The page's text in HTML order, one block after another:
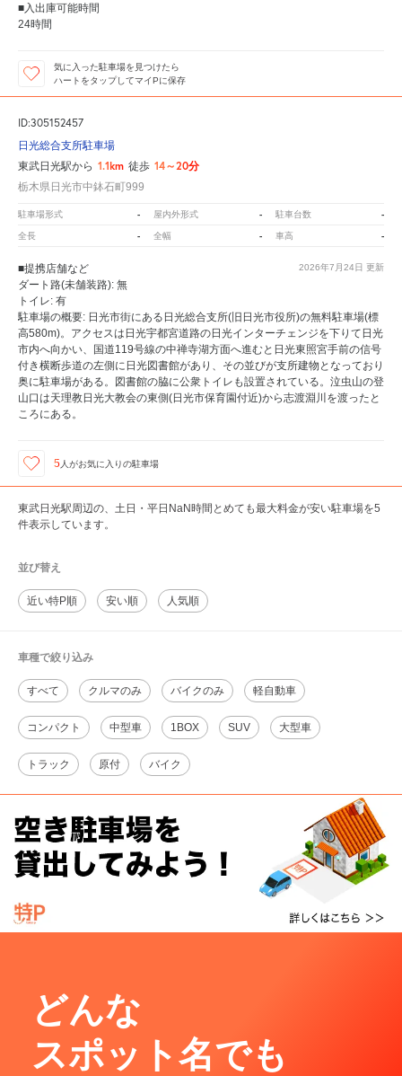
■入出庫可能時間
24時間
気に入った駐車場を見つけたら
ハートをタップしてマイPに保存
ID:305152457
日光総合支所駐車場
東武日光駅から 1.1km 徒歩 14～20分
栃木県日光市中鉢石町999
駐車場形式 - 屋内外形式 - 駐車台数 -
全長 - 全幅 - 車高 -
2026年7月24日 更新
■提携店舗など
ダート路(未舗装路): 無
トイレ: 有
駐車場の概要: 日光市街にある日光総合支所(旧日光市役所)の無料駐車場(標
高580m)。アクセスは日光宇都宮道路の日光インターチェンジを下りて日光
市内へ向かい、国道119号線の中禅寺湖方面へ進むと日光東照宮手前の信号
付き横断歩道の左側に日光図書館があり、その並びが支所建物となっており
奥に駐車場がある。図書館の脇に公衆トイレも設置されている。泣虫山の登
山口は天理教日光大教会の東側(日光市保育園付近)から志渡淵川を渡ったと
ころにある。
5人がお気に入りの駐車場
東武日光駅周辺の、土日・平日NaN時間とめても最大料金が安い駐車場を5
件表示しています。
並び替え
近い特P順 安い順 人気順
車種で絞り込み
すべて クルマのみ バイクのみ 軽自動車
コンパクト 中型車 1BOX SUV 大型車
トラック 原付 バイク
どんな
スポット名でも